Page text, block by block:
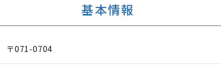
基本情報
〒071-0704